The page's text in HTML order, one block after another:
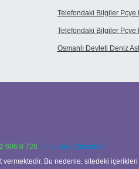
Telefondaki Bilgiler Pcye
Telefondaki Bilgiler Pcye
Osmanlı Devleti Deniz
606 0 726 Telegram: @karabul
vermektedir. Bu nedenle, sitedeki